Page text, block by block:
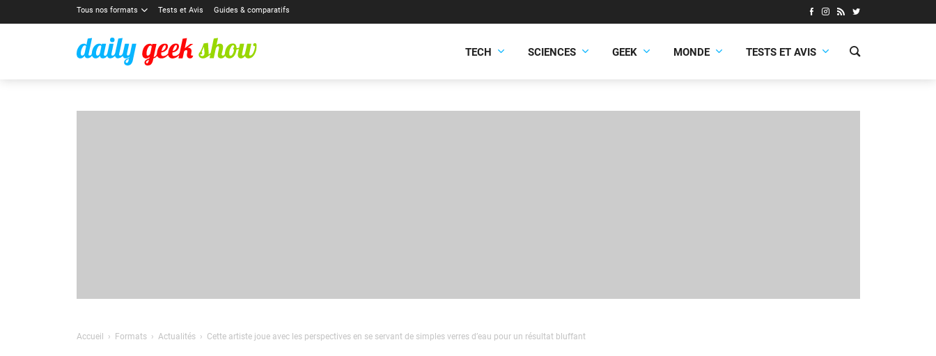
Tous nos formats Tests et Avis Guides & comparatifs
TECH SCIENCES GEEK MONDE TESTS ET AVIS
Accueil Formats Actualités Cette artiste joue avec les perspectives en se servant de simples verres d’eau pour un résultat bluffant